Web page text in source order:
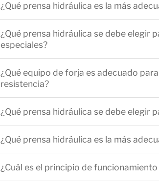
¿Qué prensa hidráulica es la más
¿Qué prensa hidráulica se debe elegir
especiales?
¿Qué equipo de forja es adecuado
resistencia?
¿Qué prensa hidráulica se debe elegir
¿Qué prensa hidráulica es la más
¿Cuál es el principio de